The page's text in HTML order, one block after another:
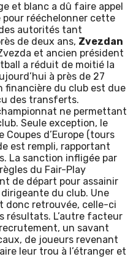
et blanc a dû faire appel
rééchelonner cette
autorités tant
de deux ans, Zvezdan
et ancien président
a réduit de moitié la
à près de 27
financière du club est due
des transferts.
ne permettant
Seule exception, le
d’Europe (tours
est rempli, rapportant
La sanction infligée par
du Fair-Play
de départ pour assainir
du club. Une
donc retrouvée, celle-ci
résultats. L’autre facteur
un savant
de joueurs revenant
leur trou à l’étranger et